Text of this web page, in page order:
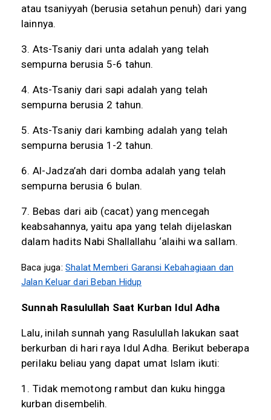
atau tsaniyyah (berusia setahun penuh) dari yang
lainnya.
3. Ats-Tsaniy dari unta adalah yang telah
sempurna berusia 5-6 tahun.
4. Ats-Tsaniy dari sapi adalah yang telah
sempurna berusia 2 tahun.
5. Ats-Tsaniy dari kambing adalah yang telah
sempurna berusia 1-2 tahun.
6. Al-Jadza’ah dari domba adalah yang telah
sempurna berusia 6 bulan.
7. Bebas dari aib (cacat) yang mencegah
keabsahannya, yaitu apa yang telah dijelaskan
dalam hadits Nabi Shallallahu ‘alaihi wa sallam.
Baca juga: Shalat Memberi Garansi Kebahagiaan dan
Jalan Keluar dari Beban Hidup
Sunnah Rasulullah Saat Kurban Idul Adha
Lalu, inilah sunnah yang Rasulullah lakukan saat
berkurban di hari raya Idul Adha. Berikut beberapa
perilaku beliau yang dapat umat Islam ikuti:
1. Tidak memotong rambut dan kuku hingga
kurban disembelih.